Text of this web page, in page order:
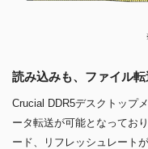
読み込みも、ファイル転
Crucial DDR5デスクトップ
ータ転送が可能となってお
ード、リフレッシュレート